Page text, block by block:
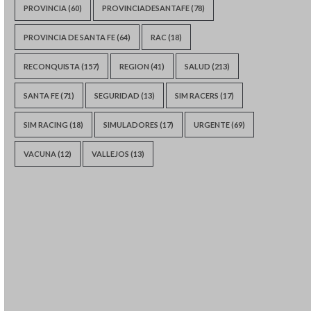
PROVINCIA(60) PROVINCIADESANTAFE(78)
PROVINCIA DE SANTA FE(64) RAC (18)
RECONQUISTA(157) REGION (41) SALUD (213)
SANTA FE(71) SEGURIDAD (13) SIM RACERS (17)
SIM RACING (18) SIMULADORES (17) URGENTE(69)
VACUNA(12) VALLEJOS (13)